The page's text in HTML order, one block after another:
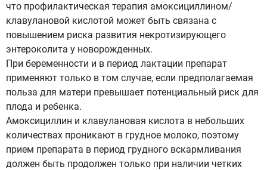
что профилактическая терапия амоксициллином/
клавулановой кислотой может быть связана с
повышением риска развития некротизирующего
энтероколита у новорожденных.
При беременности и в период лактации препарат
применяют только в том случае, если предполагаемая
польза для матери превышает потенциальный риск для
плода и ребенка.
Амоксициллин и клавулановая кислота в небольших
количествах проникают в грудное молоко, поэтому
прием препарата в период грудного вскармливания
должен быть продолжен только при наличии четких